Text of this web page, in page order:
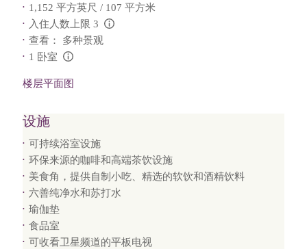
1,152 平方英尺 / 107 平方米
入住人数上限 3
查看： 多种景观
1 卧室
楼层平面图
设施
可持续浴室设施
环保来源的咖啡和高端茶饮设施
美食角，提供自制小吃、精选的软饮和酒精饮料
六善纯净水和苏打水
瑜伽垫
食品室
可收看卫星频道的平板电视